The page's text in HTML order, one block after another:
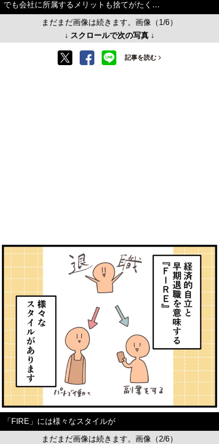
でも会社に所属するメリットも捨てがたく…
まだまだ画像は続きます。画像（1/6）
↓ スクロールで次の写真 ↓
記事を読む
「FIRE」には様々なスタイルが
まだまだ画像は続きます。画像（2/6）